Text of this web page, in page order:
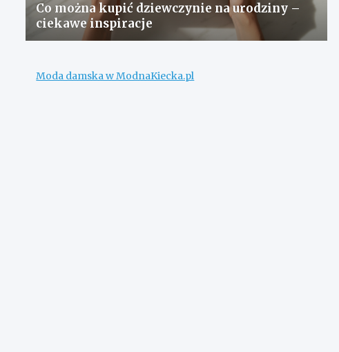
Co można kupić dziewczynie na urodziny –
ciekawe inspiracje
Moda damska w ModnaKiecka.pl